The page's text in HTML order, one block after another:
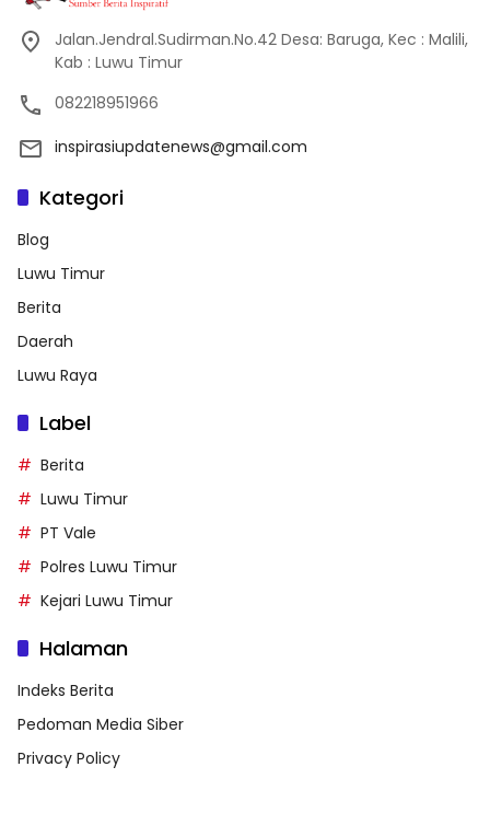
Jalan.Jendral.Sudirman.No.42 Desa: Baruga, Kec : Malili,
Kab : Luwu Timur
082218951966
inspirasiupdatenews@gmail.com
Kategori
Blog
Luwu Timur
Berita
Daerah
Luwu Raya
Label
Berita
Luwu Timur
PT Vale
Polres Luwu Timur
Kejari Luwu Timur
Halaman
Indeks Berita
Pedoman Media Siber
Privacy Policy